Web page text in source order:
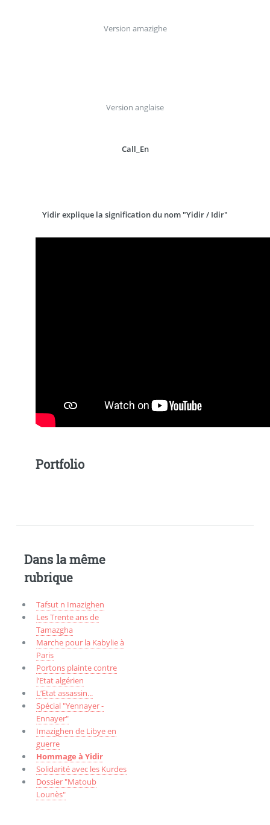
Version amazighe
Version anglaise
Call_En
Yidir explique la signification du nom "Yidir / Idir"
Portfolio
Dans la même
rubrique
Tafsut n Imazighen
Les Trente ans de
Tamazgha
Marche pour la Kabylie à
Paris
Portons plainte contre
l’Etat algérien
L’Etat assassin...
Spécial "Yennayer -
Ennayer"
Imazighen de Libye en
guerre
Hommage à Yidir
Solidarité avec les Kurdes
Dossier "Matoub
Lounès"